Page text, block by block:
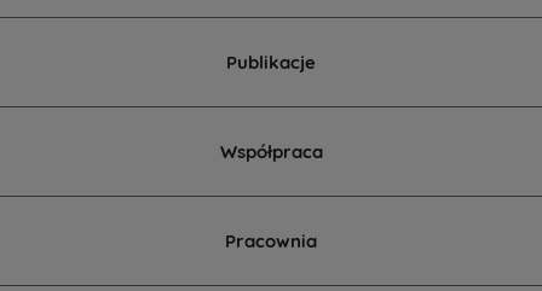
Publikacje
Współpraca
Pracownia